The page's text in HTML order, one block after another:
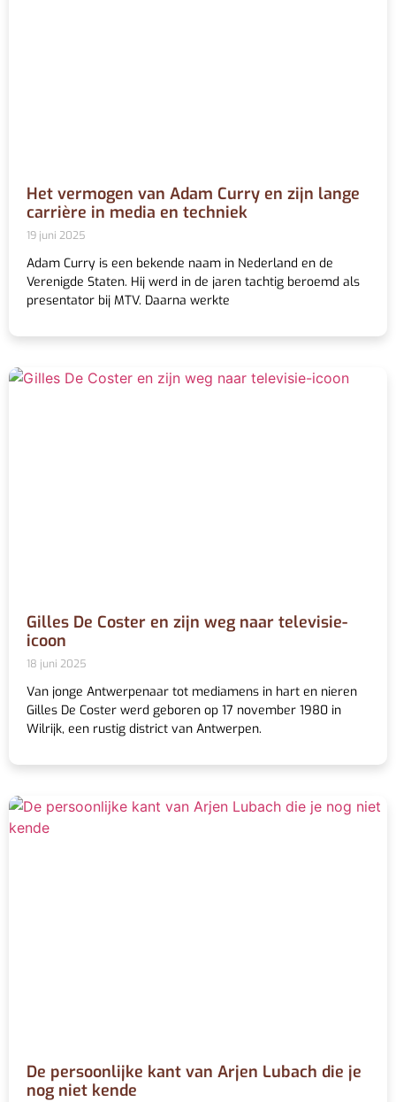
Het vermogen van Adam Curry en zijn lange
carrière in media en techniek
19 juni 2025
Adam Curry is een bekende naam in Nederland en de
Verenigde Staten. Hij werd in de jaren tachtig beroemd als
presentator bij MTV. Daarna werkte
Gilles De Coster en zijn weg naar televisie-
icoon
18 juni 2025
Van jonge Antwerpenaar tot mediamens in hart en nieren
Gilles De Coster werd geboren op 17 november 1980 in
Wilrijk, een rustig district van Antwerpen.
De persoonlijke kant van Arjen Lubach die je
nog niet kende